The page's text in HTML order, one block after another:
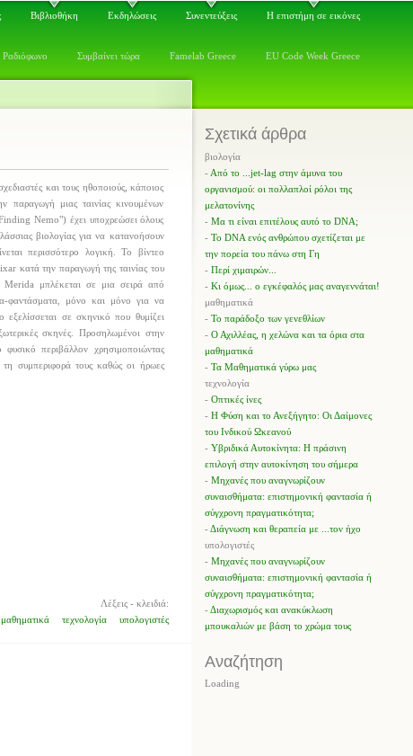
Βιβλιοθήκη Εκδηλώσεις Συνεντεύξεις Η επιστήμη σε εικόνες
Συμβαίνει τώρα Famelab Greece EU Code Week Greece
και τους ηθοποιούς, κάποιος
παραγωγή μιας ταινίας κινουμένων
Nemo") έχει υποχρεώσει όλους
βιολογίας για να κατανοήσουν
περισσότερο λογική. Το βίντεο
κατά την παραγωγή της ταινίας του
μπλέκεται σε μια σειρά από
φαντάσματα, μόνο και μόνο για να
σε σκηνικό που θυμίζει
σκηνές. Προσηλωμένοι στην
περιβάλλον χρησιμοποιώντας
συμπεριφορά τους καθώς οι ήρωες
Λέξεις - κλειδιά:
μαθηματικά τεχνολογία υπολογιστές
Σχετικά άρθρα
βιολογία
- Από το ...jet-lag στην άμυνα του
οργανισμού: οι πολλαπλοί ρόλοι της
μελατονίνης
- Μα τι είναι επιτέλους αυτό το DNA;
- Το DNA ενός ανθρώπου σχετίζεται με
την πορεία του πάνω στη Γη
- Περί χιμαιρών...
- Κι όμως... ο εγκέφαλός μας αναγεννάται!
μαθηματικά
- Το παράδοξο των γενεθλίων
- Ο Αχιλλέας, η χελώνα και τα όρια στα
μαθηματικά
- Τα Μαθηματικά γύρω μας
τεχνολογία
- Οπτικές ίνες
- Η Φύση και το Ανεξήγητο: Οι Δαίμονες
του Ινδικού Ωκεανού
- Υβριδικά Αυτοκίνητα: Η πράσινη
επιλογή στην αυτοκίνηση του σήμερα
- Μηχανές που αναγνωρίζουν
συναισθήματα: επιστημονική φαντασία ή
σύγχρονη πραγματικότητα;
-Διάγνωση και θεραπεία με ...τον ήχο
υπολογιστές
- Μηχανές που αναγνωρίζουν
συναισθήματα: επιστημονική φαντασία ή
σύγχρονη πραγματικότητα;
-Διαχωρισμός και ανακύκλωση
μπουκαλιών με βάση το χρώμα τους
Αναζήτηση
Loading